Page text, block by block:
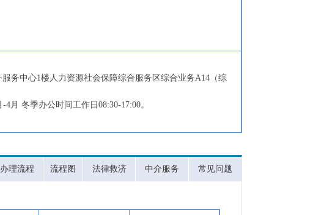
务中心1楼人力资源社会保障综合服务区综合业务A14（综
-4月 冬季办公时间工作日08:30-17:00。
办理流程 流程图 法律救济 中介服务 常见问题